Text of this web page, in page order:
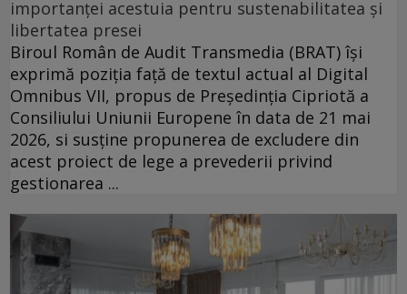
importanței acestuia pentru sustenabilitatea și
libertatea presei
Biroul Român de Audit Transmedia (BRAT) își
exprimă poziția față de textul actual al Digital
Omnibus VII, propus de Președinția Cipriotă a
Consiliului Uniunii Europene în data de 21 mai
2026, si susține propunerea de excludere din
acest proiect de lege a prevederii privind
gestionarea ...